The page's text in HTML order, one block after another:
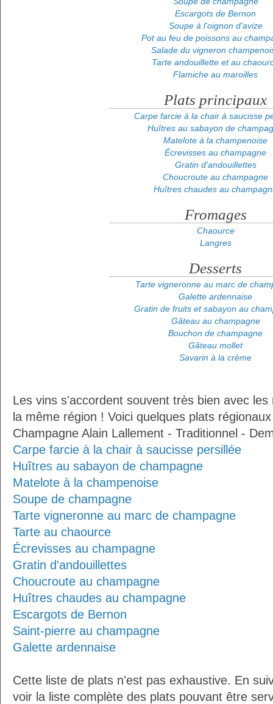
Escargots de Bernon
Soupe à l'oignon d'avize
Pot au feu de poissons au
Salade du vigneron
Tarte andouillette et au
Flamiche au maroilles
Plats principaux
Carpe farcie à la chair à saucisse
Huîtres au sabayon de
Matelote à la champenoise
Écrevisses au champagne
Gratin d'andouillettes
Choucroute au champagne
Huîtres chaudes au
Fromages
Chaource
Langres
Desserts
Tarte vigneronne au marc de
Galette ardennaise
Gratin de fruits et sabayon au
Gâteau au champagne
Bouchon de champagne
Gâteau mollet
Savarin à la crème
Les vins s'accordent souvent très bien avec
la même région ! Voici quelques plats
Champagne Alain Lallement - Traditionnel -
Carpe farcie à la chair à saucisse persillée
Huîtres au sabayon de champagne
Matelote à la champenoise
Soupe de champagne
Tarte vigneronne au marc de champagne
Tarte au chaource
Écrevisses au champagne
Gratin d'andouillettes
Choucroute au champagne
Huîtres chaudes au champagne
Escargots de Bernon
Saint-pierre au champagne
Galette ardennaise
Cette liste de plats n'est pas exhaustive. En
voir la liste complète des plats pouvant être